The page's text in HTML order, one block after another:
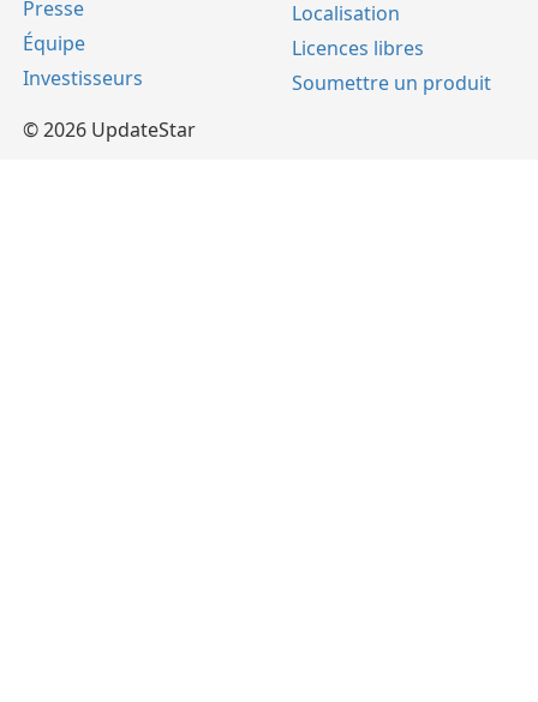
Presse
Équipe
Investisseurs
Localisation
Licences libres
Soumettre un produit
© 2026 UpdateStar